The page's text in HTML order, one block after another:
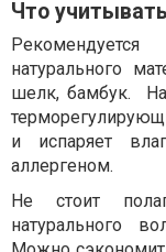
Что
Рекомендуется
натурального
шелк, бамбук.
и испаряет
аллергеном.
Не стоит
натурального